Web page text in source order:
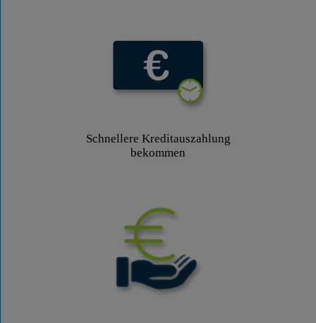
Schnellere Kreditauszahlung
bekommen